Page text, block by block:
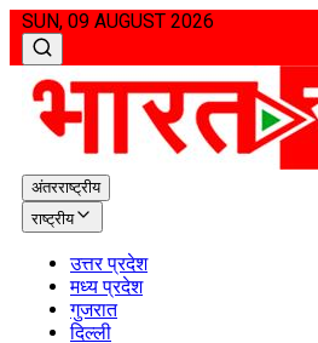
SUN, 09 AUGUST 2026
अंतरराष्ट्रीय
राष्ट्रीय
उत्तर प्रदेश
मध्य प्रदेश
गुजरात
दिल्ली